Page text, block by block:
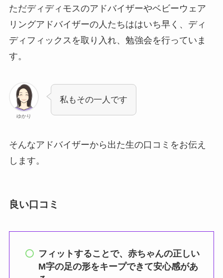
ただディディモスのアドバイザーやベビーウェア
リングアドバイザーの人たちははいち早く、ディ
ディフィックスを取り入れ、勉強会を行っていま
す。
ゆかり
私もその一人です
そんなアドバイザーから出た生の口コミをお伝え
します。
良い口コミ
フィットすることで、赤ちゃんの正しい
M字の足の形をキープできて安心感があ